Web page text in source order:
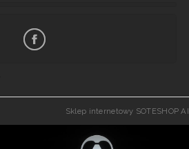
Sklep internetowy SOTESHOP AI